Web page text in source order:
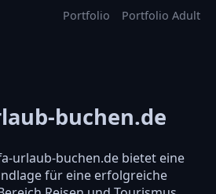
Portfolio Portfolio Adult
buchen.de
urlaub-buchen.de bietet eine
für eine erfolgreiche